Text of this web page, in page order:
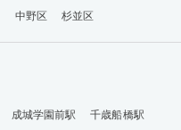
中野区 杉並区
成城学園前駅
千歳船橋駅